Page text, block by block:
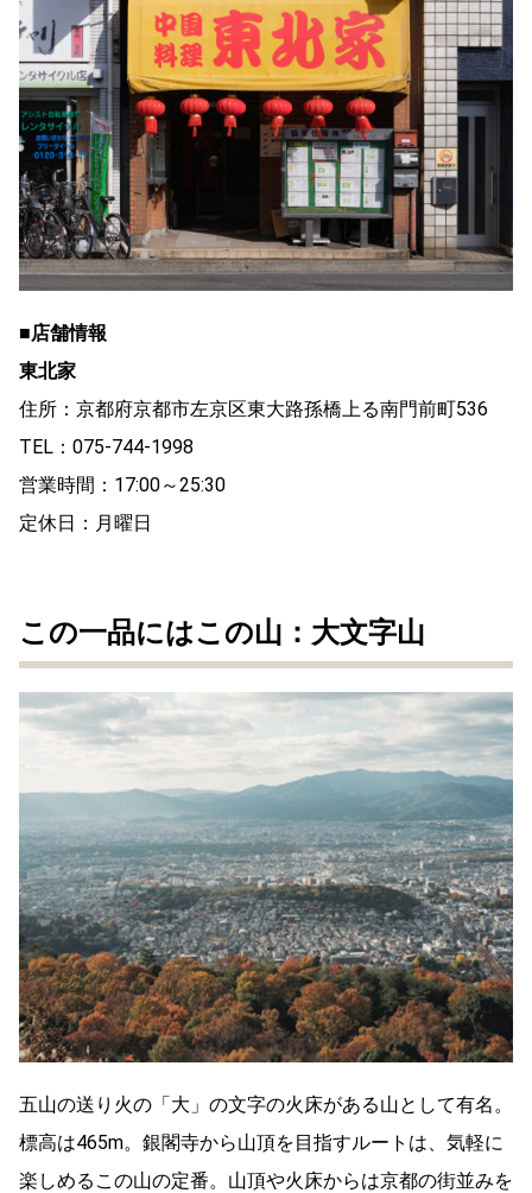
■店舗情報
東北家
住所：京都府京都市左京区東大路孫橋上る南門前町536
TEL：075-744-1998
営業時間：17:00～25:30
定休日：月曜日
この一品にはこの山：大文字山
五山の送り火の「大」の文字の火床がある山として有名。
標高は465m。銀閣寺から山頂を目指すルートは、気軽に
楽しめるこの山の定番。山頂や火床からは京都の街並みを